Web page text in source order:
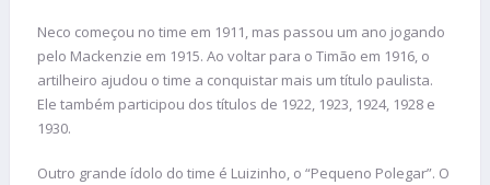
Neco começou no time em 1911, mas passou um ano jogando
pelo Mackenzie em 1915. Ao voltar para o Timão em 1916, o
artilheiro ajudou o time a conquistar mais um título paulista.
Ele também participou dos títulos de 1922, 1923, 1924, 1928 e
1930.
Outro grande ídolo do time é Luizinho, o “Pequeno Polegar”. O